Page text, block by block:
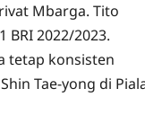
Mbarga. Tito
2022/2023.
tetap konsisten
Tae-yong di